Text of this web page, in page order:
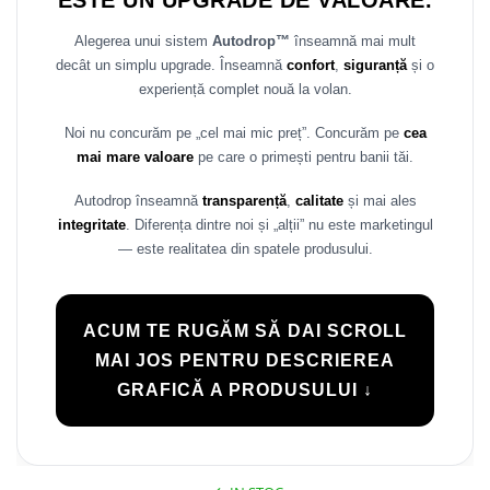
Rame adaptoare Mazda
Rame adaptoare Kia
Rame adaptoare Nissan
Rame adaptoare Hyundai
Rame adaptoare Chevrolet
Rame adaptoare Mitsubishi
Alegerea unui sistem Autodrop™ înseamnă mai mult
decât un simplu upgrade. Înseamnă confort, siguranțăși o
experiență complet nouă la volan.
Noi nu concurăm pe „cel mai mic preț”. Concurăm pe cea
mai mare valoare pe care o primești pentru banii tăi.
Autodrop înseamnă transparență, calitateși mai ales
integritate. Diferența dintre noi și „alții” nu este marketingul
— este realitatea din spatele produsului.
ACUM TE RUGĂM SĂ DAI SCROLL
MAI JOS PENTRU DESCRIEREA
GRAFICĂ A PRODUSULUI ↓